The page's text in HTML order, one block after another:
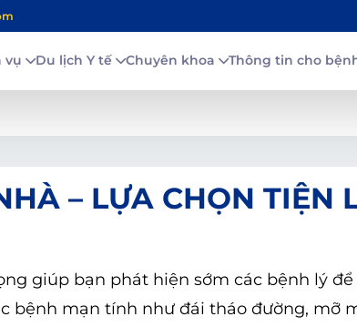
vụ Du lịch Y tế Chuyên khoa Thông tin cho
– LỰA CHỌN TIỆN
giúp bạn phát hiện sớm các bệnh lý để
bệnh mạn tính như đái tháo đường, mỡ